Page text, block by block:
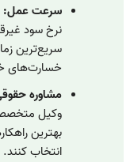
سرعت عمل:
نرخ سود
سریع‌ترین
خسارت‌های
مشاوره
وکیل متخصص
بهترین
انتخاب کنند.